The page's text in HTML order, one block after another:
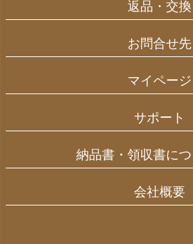
返品・交換
お問合せ先
マイページ
サポート
納品書・領収書に
会社概要